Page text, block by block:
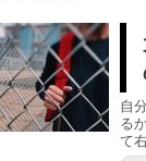
自
る
て